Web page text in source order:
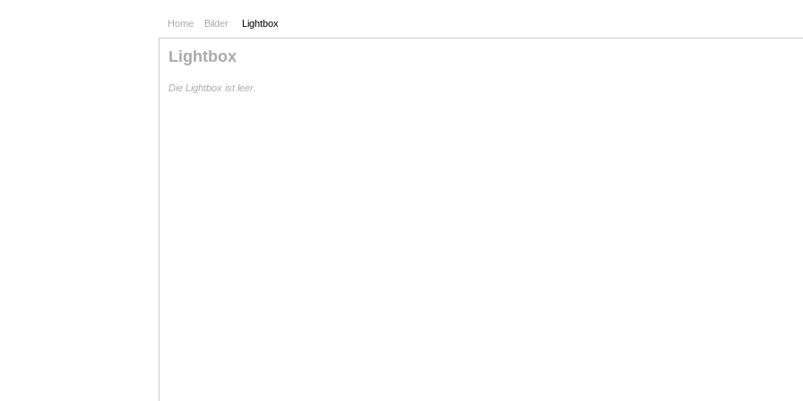
Home Bilder Lightbox
Lightbox
Die Lightbox ist leer.